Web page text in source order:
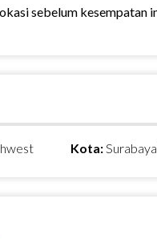
sebelum kesempatan
Kota: